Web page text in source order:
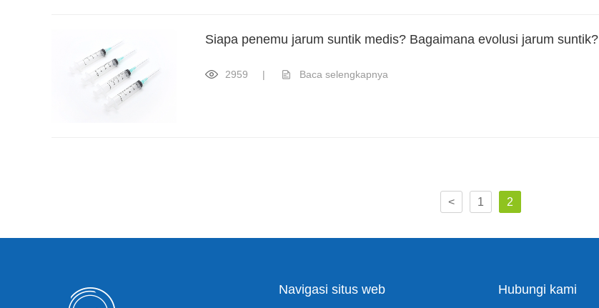
Siapa penemu jarum suntik medis? Bagaimana evolusi jarum suntik?
2959 | Baca selengkapnya
< 1 2
Navigasi situs web Hubungi kami